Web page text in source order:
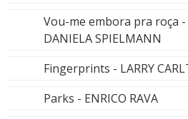
Vou-me embora pra roça -
DANIELA SPIELMANN
Fingerprints - LARRY
Parks - ENRICO RAVA